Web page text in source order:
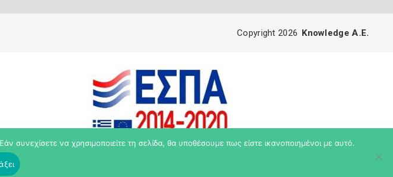
Copyright 2026 Knowledge A.E.
να χρησιμοποιείτε τη σελίδα, θα υποθέσουμε πως είστε ικανοποιημένοι με αυτό.